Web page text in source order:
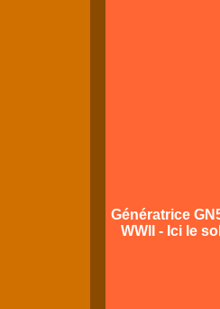
Génératrice
WWII - Ici le